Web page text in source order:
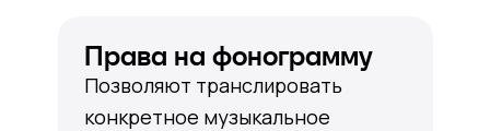
Права на фонограмму
Позволяют транслировать
конкретное музыкальное